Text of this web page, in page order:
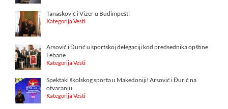
Tanasković i Vizer u Budimpešti
Kategorija Vesti
Arsović i Đurić u sportskoj delegaciji kod predsednika opštine
Lebane
Kategorija Vesti
Spektakl školskog sporta u Makedoniji! Arsović i Đurić na
otvaranju
Kategorija Vesti